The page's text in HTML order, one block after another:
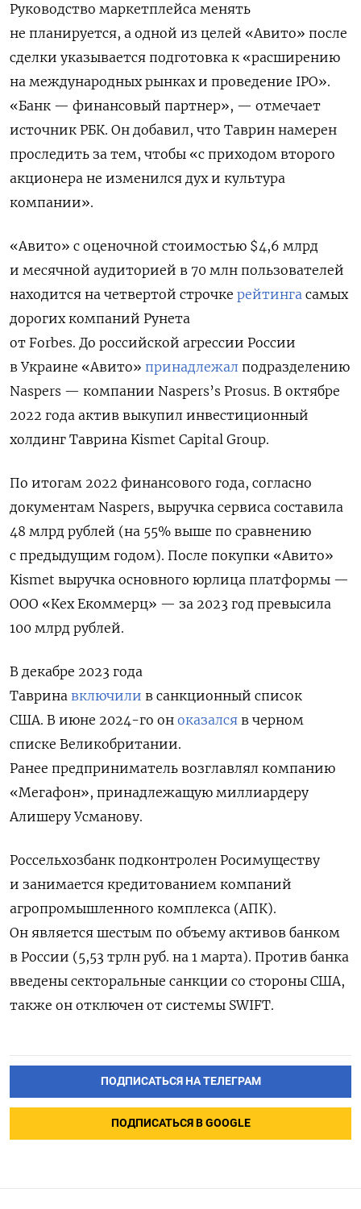
Руководство маркетплейса менять
не планируется, а одной из целей «Авито» после
сделки указывается подготовка к «расширению
на международных рынках и проведение IPO».
«Банк — финансовый партнер», — отмечает
источник РБК. Он добавил, что Таврин намерен
проследить за тем, чтобы «с приходом второго
акционера не изменился дух и культура
компании».
«Авито» с оценочной стоимостью $4,6 млрд
и месячной аудиторией в 70 млн пользователей
находится на четвертой строчке рейтинга самых
дорогих компаний Рунета
от Forbes. До российской агрессии России
в Украине «Авито» принадлежал подразделению
Naspers — компании Naspers’s Prosus. В октябре
2022 года актив выкупил инвестиционный
холдинг Таврина Kismet Capital Group.
По итогам 2022 финансового года, согласно
документам Naspers, выручка сервиса составила
48 млрд рублей (на 55% выше по сравнению
с предыдущим годом). После покупки «Авито»
Kismet выручка основного юрлица платформы —
ООО «Кех Екоммерц» — за 2023 год превысила
100 млрд рублей.
В декабре 2023 года
Таврина включили в санкционный список
США. В июне 2024-го он оказался в черном
списке Великобритании.
Ранее предприниматель возглавлял компанию
«Мегафон», принадлежащую миллиардеру
Алишеру Усманову.
Россельхозбанк подконтролен Росимуществу
и занимается кредитованием компаний
агропромышленного комплекса (АПК).
Он является шестым по объему активов банком
в России (5,53 трлн руб. на 1 марта). Против банка
введены секторальные санкции со стороны США,
также он отключен от системы SWIFT.
ПОДПИСАТЬСЯ НА ТЕЛЕГРАМ
ПОДПИСАТЬСЯ В GOOGLE